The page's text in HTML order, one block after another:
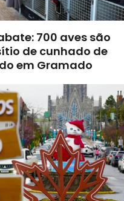
700 aves são
de cunhado de
em Gramado